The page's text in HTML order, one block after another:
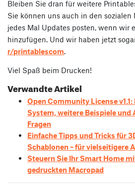
Bleiben Sie dran für weitere
Sie können uns auch in den
jedes Mal Updates posten, wenn wir
hinzufügen. Und wir haben jetzt
r/printablescom.
Viel Spaß beim Drucken!
Verwandte Artikel
Open Community License
System, weitere Beispiele und
Fragen
Einfache Tipps und Tricks für
Schablonen – für vielseitigere
Steuern Sie Ihr Smart Home
gedruckten Macropad